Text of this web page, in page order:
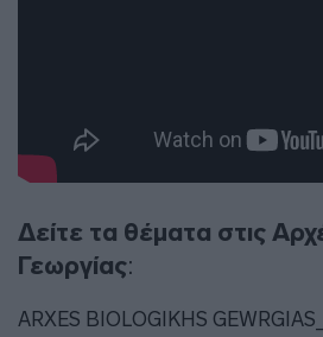
Δείτε τα θέματα στις
Γεωργίας:
ARXES BIOLOGIKHS